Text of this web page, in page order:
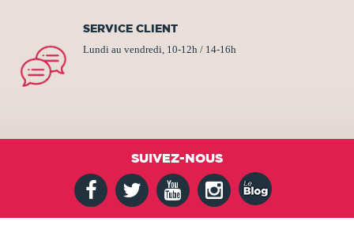
SERVICE CLIENT
Lundi au vendredi, 10-12h / 14-16h
SUIVEZ-NOUS